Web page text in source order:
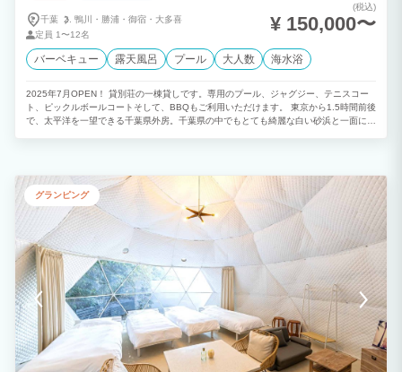
千葉 鴨川・ 勝浦・ 御宿・ 大多喜
定員 1〜12名
(税込)
¥ 150,000〜
バーベキュー 露天風呂 プール 大人数 海水浴
2025年7月OPEN！ 貸別荘の一棟貸しです。専用のプール、ジャグジー、テニスコー
ト、ピックルボールコートそして、BBQもご利用いただけます。 東京から1.5時間前後
で、太平洋を一望できる千葉県外房。千葉県の中でもとても綺麗な白い砂浜と一面に広
た。 ご家族、ご友人たちと楽しい時間をお過ごしください。
グランピング